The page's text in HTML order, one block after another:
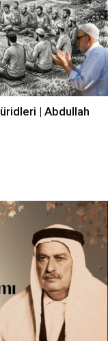
| Abdullah